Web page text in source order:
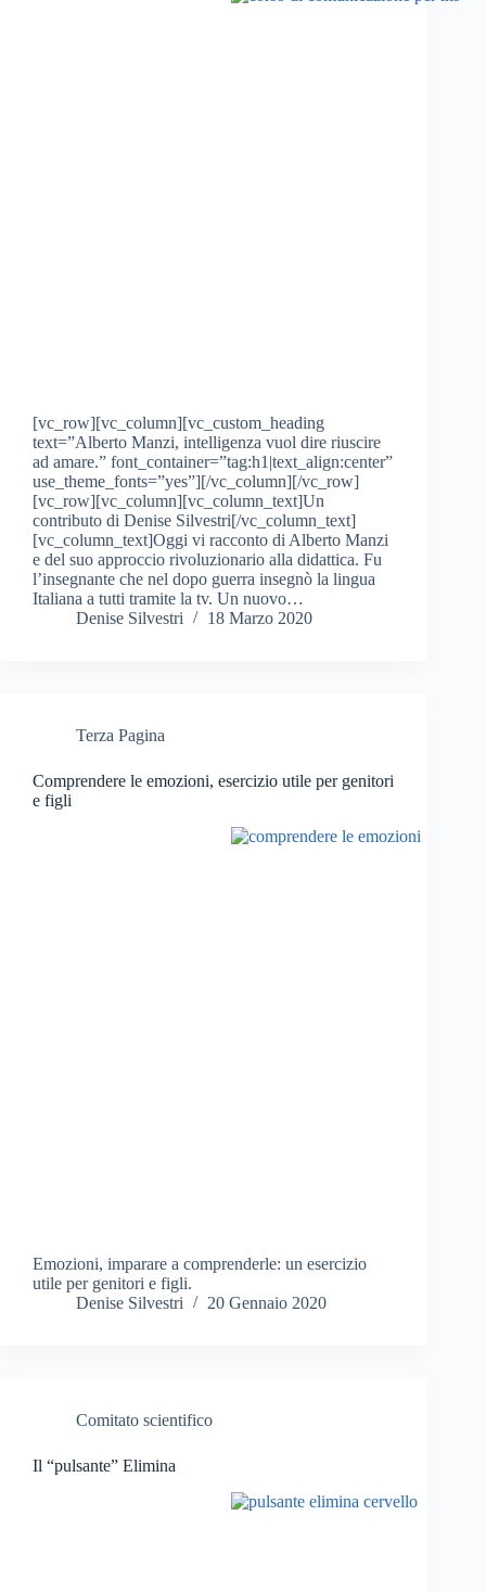
[vc_row][vc_column][vc_custom_heading
text=”Alberto Manzi, intelligenza vuol dire riuscire
ad amare.” font_container=”tag:h1|text_align:center”
use_theme_fonts=”yes”][/vc_column][/vc_row]
[vc_row][vc_column][vc_column_text]Un
contributo di Denise Silvestri[/vc_column_text]
[vc_column_text]Oggi vi racconto di Alberto Manzi
e del suo approccio rivoluzionario alla didattica. Fu
l’insegnante che nel dopo guerra insegnò la lingua
Italiana a tutti tramite la tv. Un nuovo…
Denise Silvestri
18 Marzo 2020
Terza Pagina
Comprendere le emozioni, esercizio utile per genitori
e figli
Emozioni, imparare a comprenderle: un esercizio
utile per genitori e figli.
Denise Silvestri
20 Gennaio 2020
Comitato scientifico
Il “pulsante” Elimina